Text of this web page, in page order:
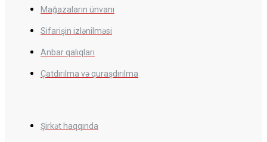
Mağazaların ünvanı
Sifarişin izlənilməsi
Anbar qalıqları
Çatdırılma və quraşdırılma
Şirkət haqqında